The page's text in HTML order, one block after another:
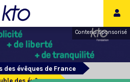
Contenu sponsorisé
des évêques de France